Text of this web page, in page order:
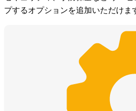
プするオプションを追加いただけま